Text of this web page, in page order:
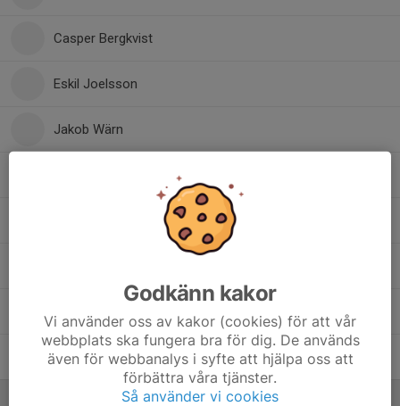
Casper Bergkvist
Eskil Joelsson
Jakob Wärn
Ruben Alnervik
Godkänn kakor
Vi använder oss av kakor (cookies) för att vår
webbplats ska fungera bra för dig. De används
även för webbanalys i syfte att hjälpa oss att
förbättra våra tjänster.
Så använder vi cookies